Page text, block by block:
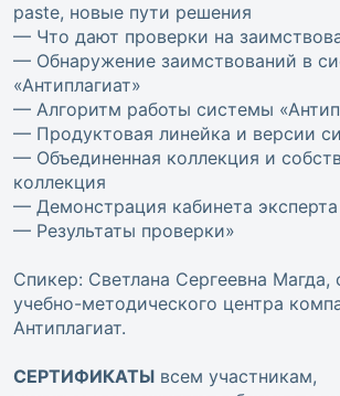
paste, новые пути решения
— Что дают проверки на
— Обнаружение заимствований в
«Антиплагиат»
— Алгоритм работы системы
— Продуктовая линейка и версии
— Объединенная коллекция и
коллекция
— Демонстрация кабинета эксперта
— Результаты проверки»
Спикер: Светлана Сергеевна Магда,
учебно-методического центра
Антиплагиат.
СЕРТИФИКАТЫ всем участникам,